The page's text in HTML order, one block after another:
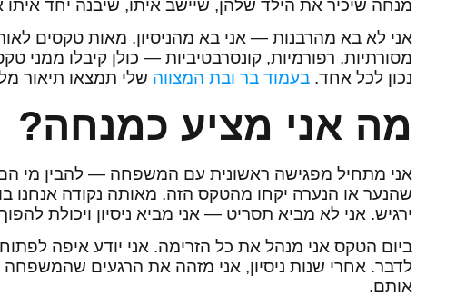
מנחה שיכיר את הילד שלהן, שיישב איתו, שיבנה יחד
אני לא בא מהרבנות — אני בא מהניסיון. מאות טקסים
מסורתיות, רפורמיות, קונסרבטיביות — כולן קיבלו ממני
נכון לכל אחד. בעמוד בר ובת המצווה שלי תמצאו תיאור
מה אני מציע כמנחה?
אני מתחיל מפגישה ראשונית עם המשפחה — להבין מי
שהנער או הנערה יקחו מהטקס הזה. מאותה נקודה אנחנו
ירגיש. אני לא מביא תסריט — אני מביא ניסיון ויכולת
ביום הטקס אני מנהל את כל הזרימה. אני יודע איפה
לדבר. אחרי שנות ניסיון, אני מזהה את הרגעים
אותם.